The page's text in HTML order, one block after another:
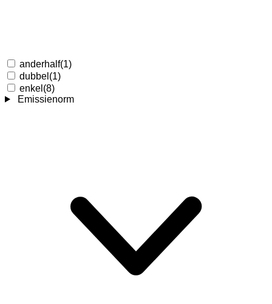
anderhalf(1)
dubbel (1)
enkel (8)
Emissienorm